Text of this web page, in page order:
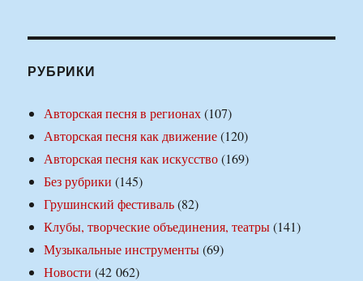
РУБРИКИ
Авторская песня в регионах(107)
Авторская песня как движение(120)
Авторская песня как искусство(169)
Без рубрики (145)
Грушинский фестиваль(82)
Клубы, творческие объединения, театры(141)
Музыкальные инструменты(69)
Новости (42 062)